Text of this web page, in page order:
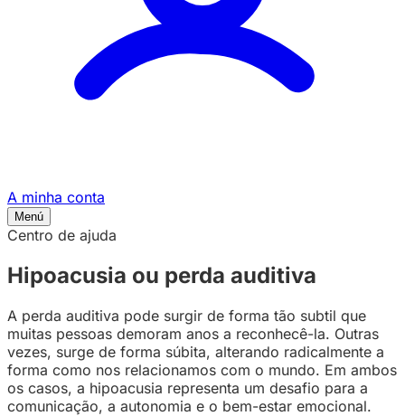
A minha conta
Menú
Centro de ajuda
Hipoacusia ou perda auditiva
A perda auditiva pode surgir de forma tão subtil que
muitas pessoas demoram anos a reconhecê-la. Outras
vezes, surge de forma súbita, alterando radicalmente a
forma como nos relacionamos com o mundo. Em ambos
os casos, a hipoacusia representa um desafio para a
comunicação, a autonomia e o bem-estar emocional.